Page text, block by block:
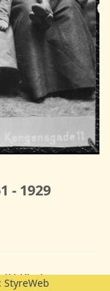
- 1929
i Klæbu
StyreWeb